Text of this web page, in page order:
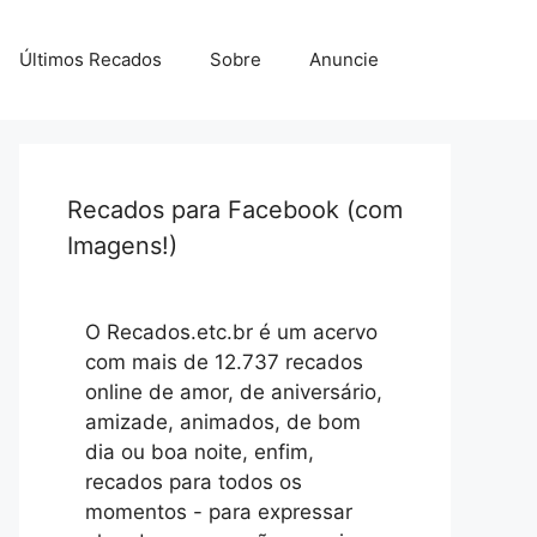
Últimos Recados Sobre Anuncie
Recados para Facebook (com
Imagens!)
O Recados.etc.br é um acervo
com mais de 12.737 recados
online de amor, de aniversário,
amizade, animados, de bom
dia ou boa noite, enfim,
recados para todos os
momentos - para expressar